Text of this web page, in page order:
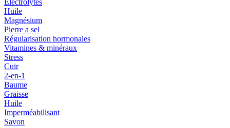
Electrolytes
Huile
Magnésium
Pierre a sel
Régularisation hormonales
Vitamines & minéraux
Stress
Cuir
2-en-1
Baume
Graisse
Huile
Imperméabilisant
Savon